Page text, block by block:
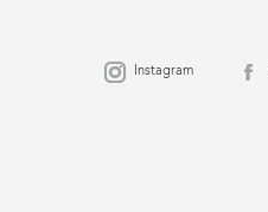
Instagram